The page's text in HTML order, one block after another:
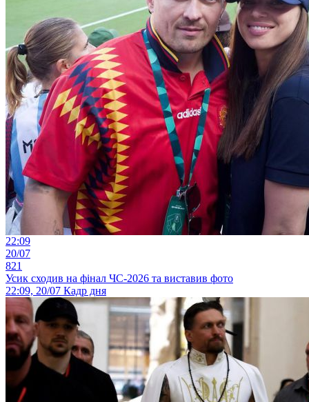
22:09
20/07
821
Усик сходив на фінал ЧС-2026 та виставив фото
22:09, 20/07 Кадр дня